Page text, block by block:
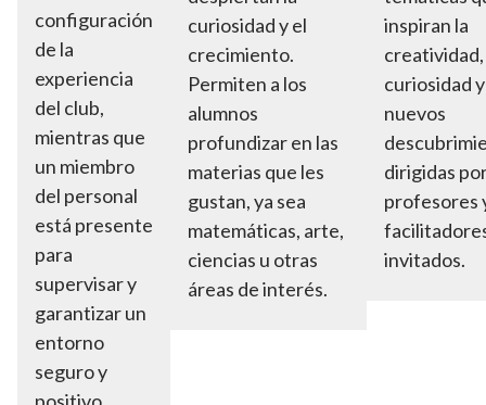
configuración
de la
experiencia
del club,
mientras que
un miembro
del personal
está presente
para
supervisar y
garantizar un
entorno
seguro y
curiosidad y el
crecimiento.
Permiten a los
alumnos
profundizar en las
materias que les
gustan, ya sea
matemáticas, arte,
ciencias u otras
áreas de interés.
inspiran la
creatividad,
curiosidad y
nuevos
dirigidas
profesores
invitados.